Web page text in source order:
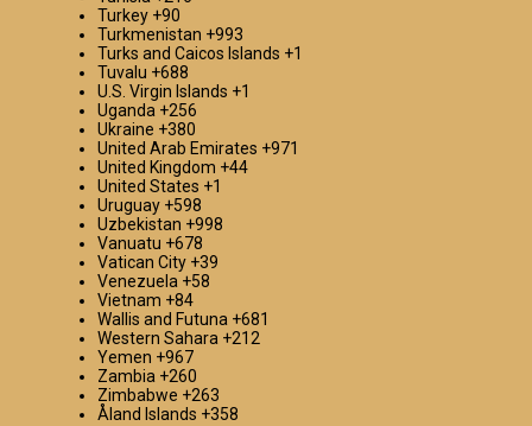
Turkey +90
Turkmenistan +993
Turks and Caicos Islands +1
Tuvalu +688
U.S. Virgin Islands +1
Uganda +256
Ukraine +380
United Arab Emirates +971
United Kingdom +44
United States +1
Uruguay +598
Uzbekistan +998
Vanuatu +678
Vatican City +39
Venezuela +58
Vietnam +84
Wallis and Futuna +681
Western Sahara +212
Yemen +967
Zambia +260
Zimbabwe +263
Åland Islands +358